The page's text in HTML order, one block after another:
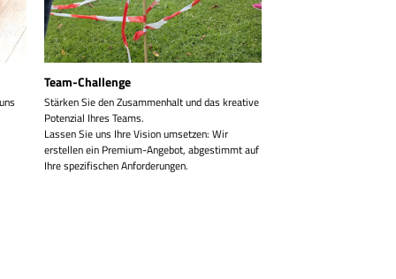
Team-Challenge
Stärken Sie den Zusammenhalt und das kreative
Potenzial Ihres Teams.
Lassen Sie uns Ihre Vision umsetzen: Wir
erstellen ein Premium-Angebot, abgestimmt auf
Ihre spezifischen Anforderungen.